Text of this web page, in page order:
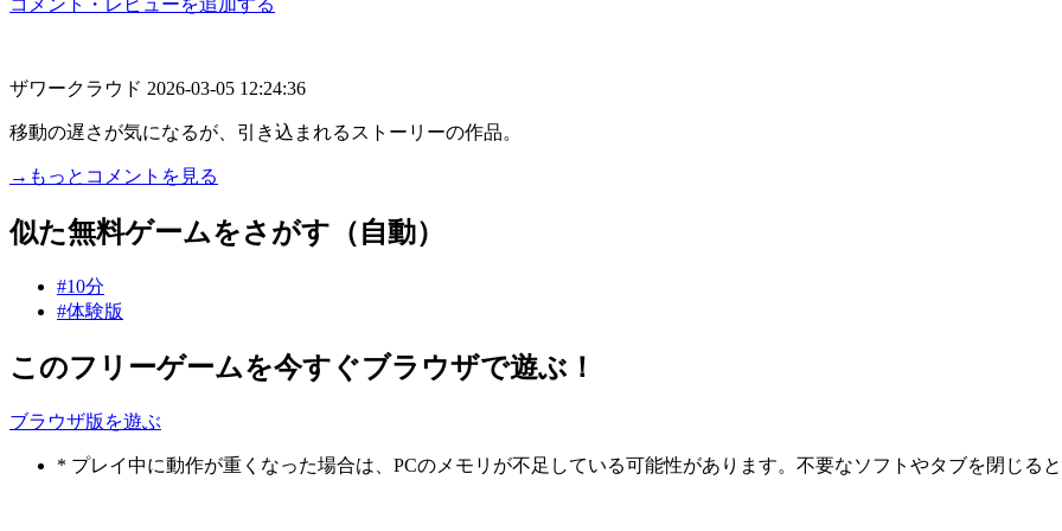
ザワークラウド 2026-03-05 12:24:36
移動の遅さが気になるが、引き込まれるストーリーの作品。
→もっとコメントを見る
似た無料ゲームをさがす（自動）
#10分
#体験版
このフリーゲームを今すぐブラウザで遊ぶ！
ブラウザ版を遊ぶ
* プレイ中に動作が重くなった場合は、PCのメモリが不足している可能性があります。不要なソフトやタブを閉じると